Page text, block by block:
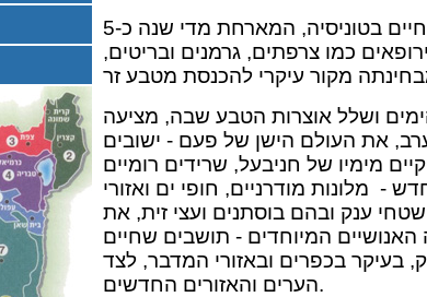
למעלה מ-11 מיליון איש חיים בטוניסיה, המארחת מדי שנה כ-5
כמו צרפתים, גרמנים ובריטים,
ושלל אוצרות הטבע שבה, מציעה
את העולם הישן של פעם - ישובים
מימיו של חניבעל, שרידים רומיים
- מלונות מודרניים, חופי ים ואזורי
שטחי ענק ובהם בוסתנים ועצי זית, את
המיוחדים - תושבים שחיים
בעיקר בכפרים ובאזורי המדבר, לצד
הערים והאזורים החדשים.